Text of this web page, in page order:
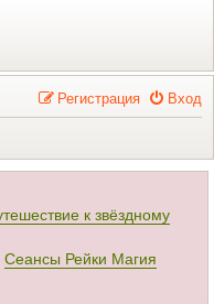
Вход
Регистрация
к звёздному
Сеансы Рейки Магия